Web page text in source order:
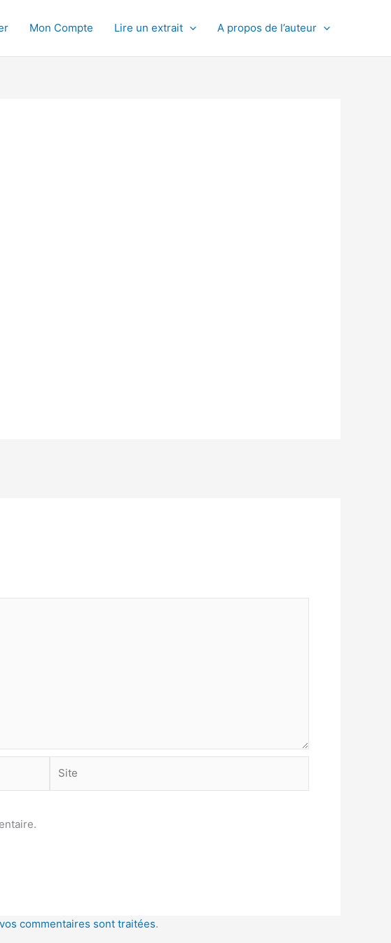
Mon Compte Lire un extrait A propos de l’auteur
commentaires sont traitées.